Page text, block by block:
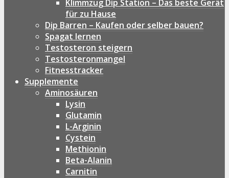
Klimmzug Dip Station – Das beste Gerät
für zu Hause
Dip Barren – Kaufen oder selber bauen?
Spagat lernen
Testosteron steigern
Testosteronmangel
Fitnesstracker
Supplemente
Aminosäuren
Lysin
Glutamin
L-Arginin
Cystein
Methionin
Beta-Alanin
Carnitin